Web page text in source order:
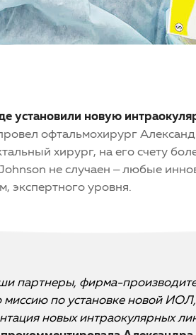
установили новую
офтальмохирург
хирург, на его счету
не случаен – любые
экспертного уровня.
партнеры, фирма-
миссию по установке новой
новых интраокулярных